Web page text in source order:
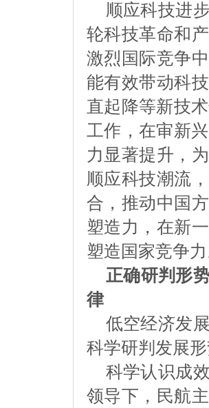
顺应科技进
轮科技革命和
激烈国际竞争
能有效带动科
直起降等新技
工作，在审新
力显著提升，
顺应科技潮流
合，推动中国
塑造力，在新
塑造国家竞争
正确研判形
律
低空经济发
科学研判发展
科学认识成
领导下，民航